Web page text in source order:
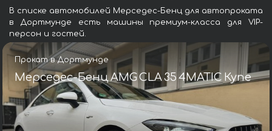
В списке автомобилей Мерседес-Бенц для автопроката
в Дортмунде есть машины премиум-класса для VIP-
персон и гостей.
Прокат в Дортмунде
Мерседес-Бенц AMG CLA 35 4MATIC Купе